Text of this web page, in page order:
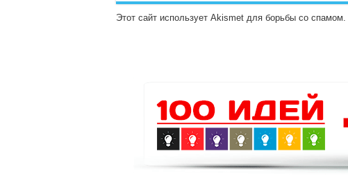
Этот сайт использует Akismet для борьбы со спамом.